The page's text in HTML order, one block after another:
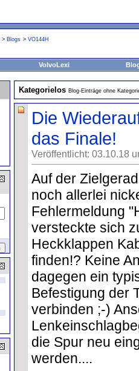
> Blogs > VO144H
VolvoLexi
Kategorielos Blog-Einträge ohne
Die
das Finale!
Veröffentlicht: 03.10.18
Auf der
noch allerlei
Fehlermeldung
versteckte sich
Heckklappen
finden!? Keine
dagegen ein
Befestigung der
verbinden ;-)
die Spur neu
werden....